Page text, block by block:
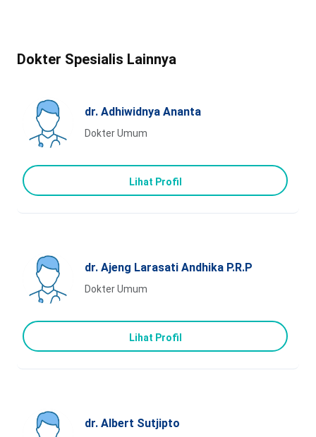
Dokter Spesialis Lainnya
dr. Adhiwidnya Ananta
Dokter Umum
Lihat Profil
dr. Ajeng Larasati Andhika P.R.P
Dokter Umum
Lihat Profil
dr. Albert Sutjipto